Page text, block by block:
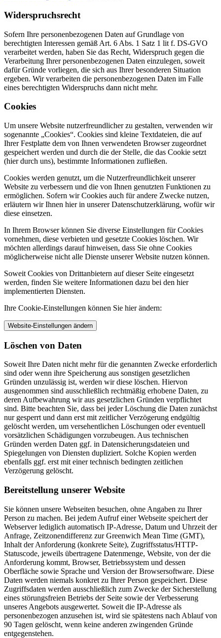
Widerspruchsrecht
Sofern Ihre personenbezogenen Daten auf Grundlage von
berechtigten Interessen gemäß Art. 6 Abs. 1 Satz 1 lit f. DS-GVO
verarbeitet werden, haben Sie das Recht, Widerspruch gegen die
Verarbeitung Ihrer personenbezogenen Daten einzulegen, soweit
dafür Gründe vorliegen, die sich aus Ihrer besonderen Situation
ergeben. Wir verarbeiten die personenbezogenen Daten im Falle
eines berechtigten Widerspruchs dann nicht mehr.
Cookies
Um unsere Website nutzerfreundlicher zu gestalten, verwenden wir
sogenannte „Cookies“. Cookies sind kleine Textdateien, die auf
Ihrer Festplatte dem von Ihnen verwendeten Browser zugeordnet
gespeichert werden und durch die der Stelle, die das Cookie setzt
(hier durch uns), bestimmte Informationen zufließen.
Cookies werden genutzt, um die Nutzerfreundlichkeit unserer
Website zu verbessern und die von Ihnen genutzten Funktionen zu
ermöglichen. Sofern wir Cookies auch für andere Zwecke nutzen,
erläutern wir Ihnen hier in unserer Datenschutzerklärung, wofür wir
diese einsetzen.
In Ihrem Browser können Sie diverse Einstellungen für Cookies
vornehmen, diese verbieten und gesetzte Cookies löschen. Wir
möchten allerdings darauf hinweisen, dass Sie ohne Cookies
möglicherweise nicht alle Dienste unserer Website nutzen können.
Soweit Cookies von Drittanbietern auf dieser Seite eingesetzt
werden, finden Sie weitere Informationen dazu bei den hier
implementierten Diensten.
Ihre Cookie-Einstellungen können Sie hier ändern:
Website-Einstellungen ändern
Löschen von Daten
Soweit Ihre Daten nicht mehr für die genannten Zwecke erforderlich
sind oder wenn ihre Speicherung aus sonstigen gesetzlichen
Gründen unzulässig ist, werden wir diese löschen. Hiervon
ausgenommen sind ausschließlich rechtmäßig erhobene Daten, zu
deren Aufbewahrung wir aus gesetzlichen Gründen verpflichtet
sind. Bitte beachten Sie, dass bei jeder Löschung die Daten zunächst
nur gesperrt und dann erst mit zeitlicher Verzögerung endgültig
gelöscht werden, um versehentlichen Löschungen oder eventuell
vorsätzlichen Schädigungen vorzubeugen. Aus technischen
Gründen werden Daten ggf. in Datensicherungsdateien und
Spiegelungen von Diensten dupliziert. Solche Kopien werden
ebenfalls ggf. erst mit einer technisch bedingten zeitlichen
Verzögerung gelöscht.
Bereitstellung unserer Website
Sie können unsere Webseiten besuchen, ohne Angaben zu Ihrer
Person zu machen. Bei jedem Aufruf einer Webseite speichert der
Webserver lediglich automatisch IP-Adresse, Datum und Uhrzeit der
Anfrage, Zeitzonendifferenz zur Greenwich Mean Time (GMT),
Inhalt der Anforderung (konkrete Seite), Zugriffsstatus/HTTP-
Statuscode, jeweils übertragene Datenmenge, Website, von der die
Anforderung kommt, Browser, Betriebssystem und dessen
Oberfläche sowie Sprache und Version der Browsersoftware. Diese
Daten werden niemals konkret zu Ihrer Person gespeichert. Diese
Zugriffsdaten werden ausschließlich zum Zwecke der Sicherstellung
eines störungsfreien Betriebs der Seite sowie der Verbesserung
unseres Angebots ausgewertet. Soweit die IP-Adresse als
personenbezogen anzusehen ist, wird sie spätestens nach Ablauf von
90 Tagen gelöscht, wenn keine anderen zwingenden Gründe
entgegenstehen.